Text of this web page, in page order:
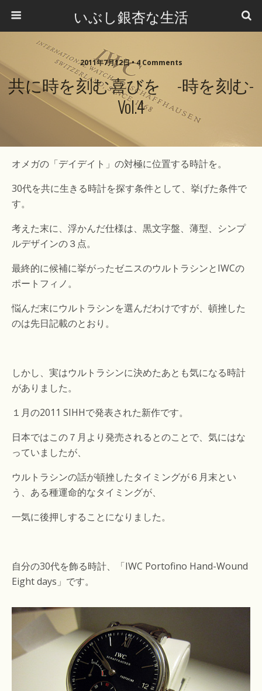
いぶし銀杏な生活
2011年7月12日 •4 Comments
共に時を刻む喜びを -時を刻む-
Vol.4
オメガの「デイデイト」の対極に位置する時計を。
30代を共に生きる時計を探す条件として、挙げた条件で
す。
考えた末に、浮かんだ仕様は、黒文字盤、薄型、シンプ
ルデザインの３点。
最終的に候補に挙がったゼニスのウルトラシンとIWCの
ポートフィノ。
悩んだ末にウルトラシンを選んだわけですが、頓挫した
のは先日記載のとおり。
しかし、実はウルトラシンに決めたあとも気になる時計
がありました。
１月の2011 SIHHで発表された新作です。
日本ではこの７月より発売されるとのことで、気にはな
っていましたが、
ウルトラシンの話が頓挫したタイミングが６月末とい
う、ある種運命的なタイミングが、
一気に後押しすることになりました。
自分の30代を飾る時計、「IWC Portofino Hand-Wound
Eight days」です。